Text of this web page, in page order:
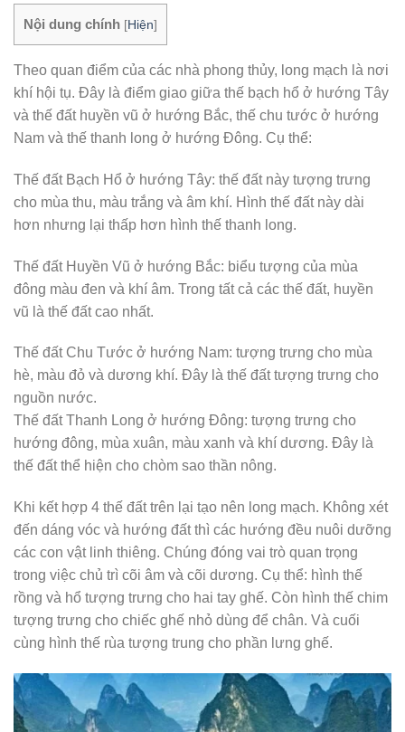
Nội dung chính [Hiện]
Theo quan điểm của các nhà phong thủy, long mạch là nơi
khí hội tụ. Đây là điểm giao giữa thế bạch hổ ở hướng Tây
và thế đất huyền vũ ở hướng Bắc, thế chu tước ở hướng
Nam và thế thanh long ở hướng Đông. Cụ thể:
Thế đất Bạch Hổ ở hướng Tây: thế đất này tượng trưng
cho mùa thu, màu trắng và âm khí. Hình thế đất này dài
hơn nhưng lại thấp hơn hình thế thanh long.
Thế đất Huyền Vũ ở hướng Bắc: biểu tượng của mùa
đông màu đen và khí âm. Trong tất cả các thế đất, huyền
vũ là thế đất cao nhất.
Thế đất Chu Tước ở hướng Nam: tượng trưng cho mùa
hè, màu đỏ và dương khí. Đây là thế đất tượng trưng cho
nguồn nước.
Thế đất Thanh Long ở hướng Đông: tượng trưng cho
hướng đông, mùa xuân, màu xanh và khí dương. Đây là
thế đất thể hiện cho chòm sao thần nông.
Khi kết hợp 4 thế đất trên lại tạo nên long mạch. Không xét
đến dáng vóc và hướng đất thì các hướng đều nuôi dưỡng
các con vật linh thiêng. Chúng đóng vai trò quan trọng
trong việc chủ trì cõi âm và cõi dương. Cụ thể: hình thế
rồng và hổ tượng trưng cho hai tay ghế. Còn hình thế chim
tượng trưng cho chiếc ghế nhỏ dùng để chân. Và cuối
cùng hình thế rùa tượng trung cho phần lưng ghế.